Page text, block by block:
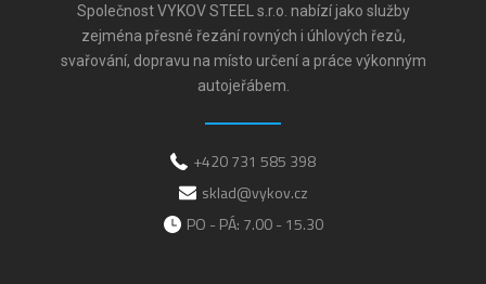
Společnost VYKOV STEEL s.r.o. nabízí jako služby
zejména přesné řezání rovných i úhlových řezů,
svařování, dopravu na místo určení a práce výkonným
autojeřábem.
+420 731 585 398
sklad@vykov.cz
PO - PÁ: 7.00 - 15.30